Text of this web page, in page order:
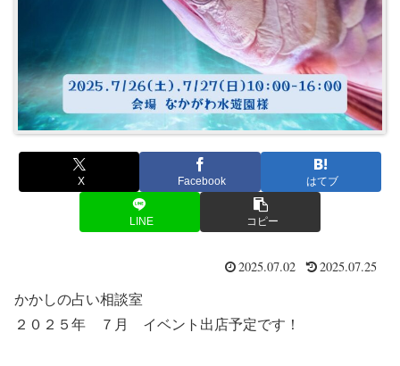
X Facebook はてブ
LINE コピー
2025.07.02 2025.07.25
かかしの占い相談室
２０２５年 ７月 イベント出店予定です！